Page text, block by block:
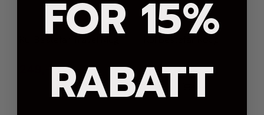
299,-
Kjøp
199,- 249,-
FOR 15%
RABATT